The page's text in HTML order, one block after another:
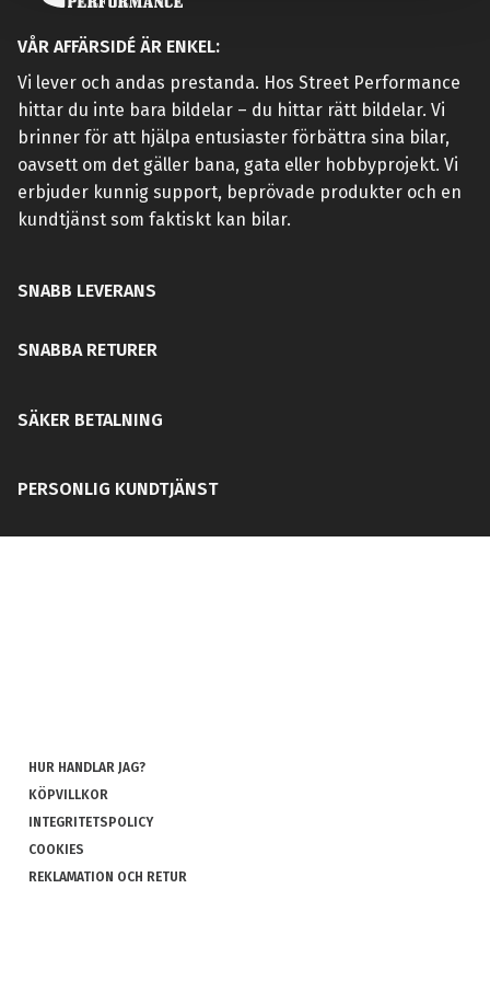
VÅR AFFÄRSIDÉ ÄR ENKEL:
Vi lever och andas prestanda. Hos Street Performance
hittar du inte bara bildelar – du hittar rätt bildelar. Vi
brinner för att hjälpa entusiaster förbättra sina bilar,
oavsett om det gäller bana, gata eller hobbyprojekt. Vi
erbjuder kunnig support, beprövade produkter och en
kundtjänst som faktiskt kan bilar.
SNABB LEVERANS
SNABBA RETURER
SÄKER BETALNING
PERSONLIG KUNDTJÄNST
HUR HANDLAR JAG?
KÖPVILLKOR
INTEGRITETSPOLICY
COOKIES
REKLAMATION OCH RETUR